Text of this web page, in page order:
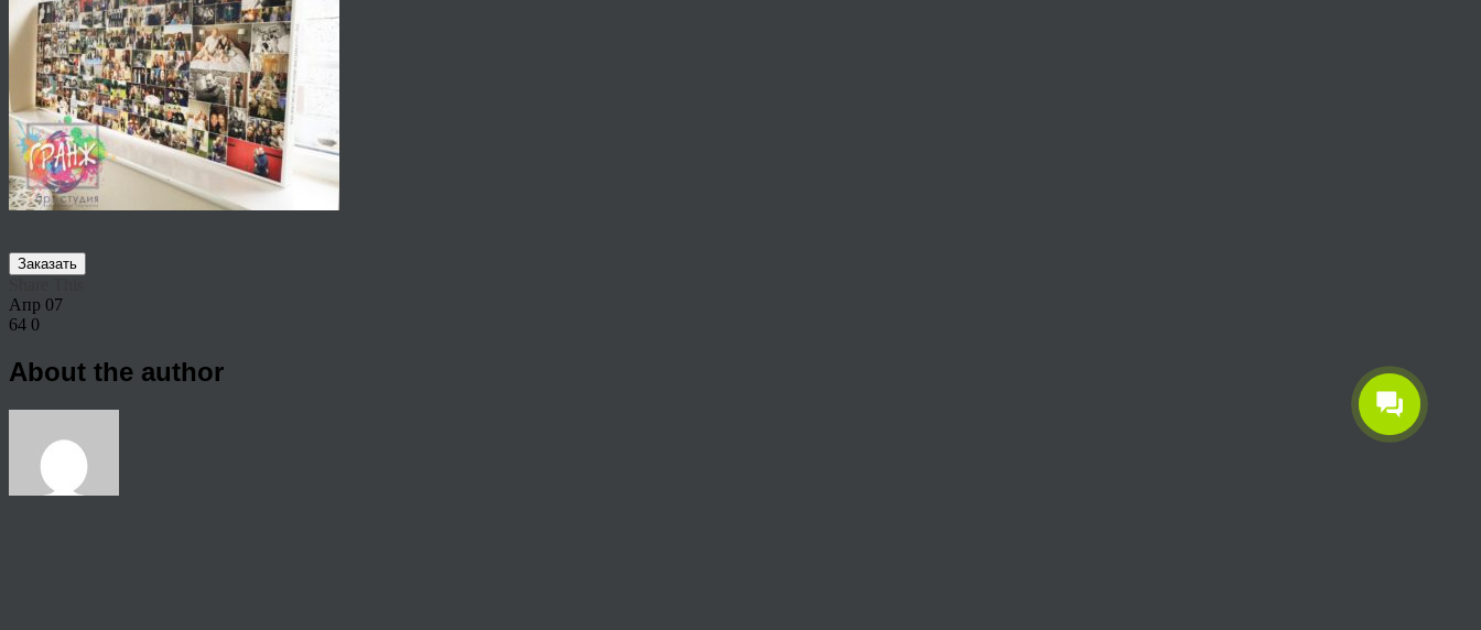
Заказать
Апр 07
64 0
About the author